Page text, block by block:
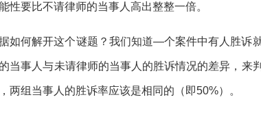
性要比不请律师的当事人高出整整一倍。
如何解开这个谜题？我们知道—个案件中有人胜诉
当事人与未请律师的当事人的胜诉情况的差异，来
两组当事人的胜诉率应该是相同的（即50%）。